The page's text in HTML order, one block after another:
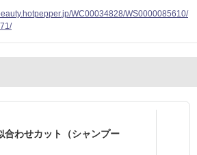
WC00034828/WS0000085610/
合わせカット（シャンプー